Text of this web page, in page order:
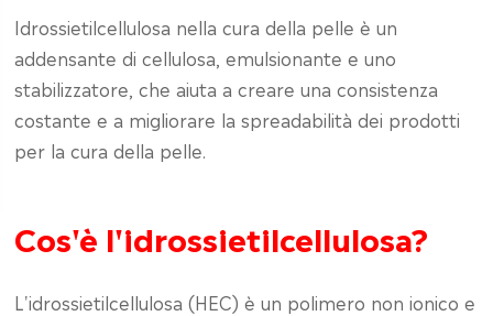
Idrossietilcellulosa nella cura della pelle è un
addensante di cellulosa, emulsionante e uno
stabilizzatore, che aiuta a creare una consistenza
costante e a migliorare la spreadabilità dei prodotti
per la cura della pelle.
Cos'è l'idrossietilcellulosa?
L'idrossietilcellulosa (HEC) è un polimero non ionico e